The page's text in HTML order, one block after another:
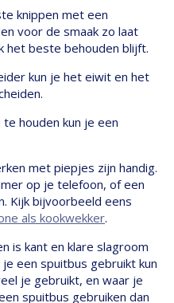
knippen met een
voor de smaak zo laat
het beste behouden blijft.
kun je het eiwit en het
houden kun je een
met piepjes zijn handig.
op je telefoon, of een
Kijk bijvoorbeeld eens
als kookwekker.
is kant en klare slagroom
een spuitbus gebruikt kun
je gebruikt, en waar je
spuitbus gebruiken dan